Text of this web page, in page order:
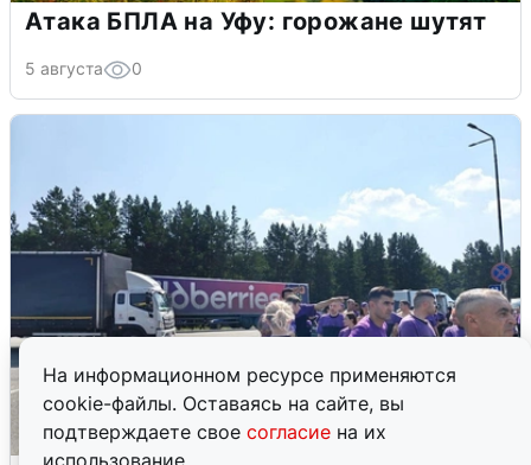
На информационном ресурсе применяются
cookie-файлы. Оставаясь на сайте, вы
подтверждаете свое согласие на их
использование.
Атака БПЛА на Уфу: горожане шутят
5 августа 0